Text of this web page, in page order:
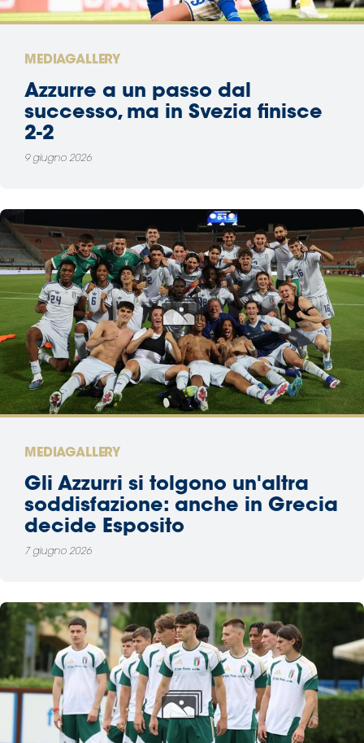
MEDIAGALLERY
Azzurre a un passo dal
successo, ma in Svezia finisce
2-2
9 giugno 2026
MEDIAGALLERY
Gli Azzurri si tolgono un'altra
soddisfazione: anche in Grecia
decide Esposito
7 giugno 2026